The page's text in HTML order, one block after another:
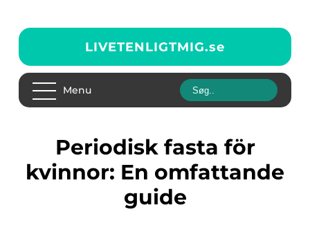
LIVETENLIGTMIG.se
Menu
Periodisk fasta för
kvinnor: En omfattande
guide